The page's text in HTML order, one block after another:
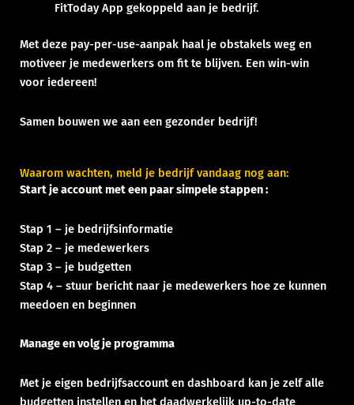
FitToday App gekoppeld aan je bedrijf.
Met deze pay-per-use-aanpak haal je obstakels weg en
motiveer je medewerkers om fit te blijven. Een win-win
voor iedereen!
Samen bouwen we aan een gezonder bedrijf!
Waarom wachten, meld je bedrijf vandaag nog aan:
Start je account met een paar simpele stappen :
Stap 1 – je bedrijfsinformatie
Stap 2 – je medewerkers
Stap 3 – je budgetten
Stap 4 – stuur bericht naar je medewerkers hoe ze kunnen
meedoen en beginnen
Manage en volg je programma
Met je eigen bedrijfsaccount en dashboard kan je zelf alle
budgetten instellen en het daadwerkelijk up-to-date